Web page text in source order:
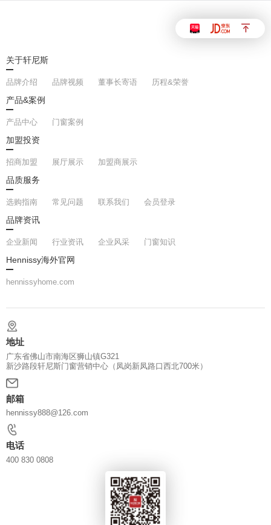
关于轩尼斯
品牌介绍 品牌视频 董事长寄语
历程&荣誉
产品&案例
产品中心
门窗案例
加盟投资
招商加盟 展厅展示
加盟商展示
品质服务
选购指南 常见问题 联系我们
会员登录
品牌资讯
企业新闻 行业资讯 企业风采
门窗知识
Hennissy海外官网
hennissyhome.com
地址
广东省佛山市南海区狮山镇G321
新沙路段轩尼斯门窗营销中心（凤岗新凤路口西北700米）
邮箱
hennissy888@126.com
电话
400 830 0808